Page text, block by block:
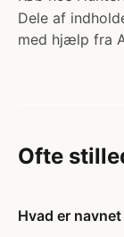
Dele af
med hjælp fra
Ofte
Hvad er